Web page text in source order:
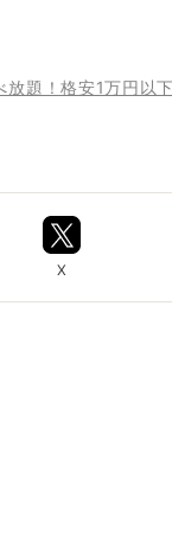
題！格安1万円以
X